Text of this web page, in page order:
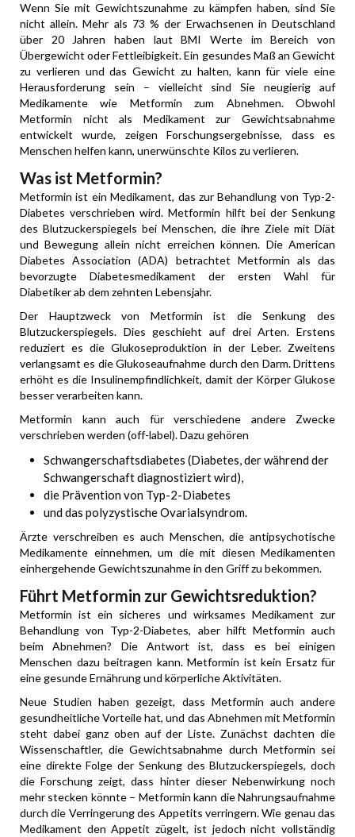
Wenn Sie mit Gewichtszunahme zu kämpfen haben, sind Sie
nicht allein. Mehr als 73 % der Erwachsenen in Deutschland
über 20 Jahren haben laut BMI Werte im Bereich von
Übergewicht oder Fettleibigkeit. Ein gesundes Maß an Gewicht
zu verlieren und das Gewicht zu halten, kann für viele eine
Herausforderung sein – vielleicht sind Sie neugierig auf
Medikamente wie Metformin zum Abnehmen. Obwohl
Metformin nicht als Medikament zur Gewichtsabnahme
entwickelt wurde, zeigen Forschungsergebnisse, dass es
Menschen helfen kann, unerwünschte Kilos zu verlieren.
Was ist Metformin?
Metformin ist ein Medikament, das zur Behandlung von Typ-2-
Diabetes verschrieben wird. Metformin hilft bei der Senkung
des Blutzuckerspiegels bei Menschen, die ihre Ziele mit Diät
und Bewegung allein nicht erreichen können. Die American
Diabetes Association (ADA) betrachtet Metformin als das
bevorzugte Diabetesmedikament der ersten Wahl für
Diabetiker ab dem zehnten Lebensjahr.
Der Hauptzweck von Metformin ist die Senkung des
Blutzuckerspiegels. Dies geschieht auf drei Arten. Erstens
reduziert es die Glukoseproduktion in der Leber. Zweitens
verlangsamt es die Glukoseaufnahme durch den Darm. Drittens
erhöht es die Insulinempfindlichkeit, damit der Körper Glukose
besser verarbeiten kann.
Metformin kann auch für verschiedene andere Zwecke
verschrieben werden (off-label). Dazu gehören
Schwangerschaftsdiabetes (Diabetes, der während der
Schwangerschaft diagnostiziert wird),
die Prävention von Typ-2-Diabetes
und das polyzystische Ovarialsyndrom.
Ärzte verschreiben es auch Menschen, die antipsychotische
Medikamente einnehmen, um die mit diesen Medikamenten
einhergehende Gewichtszunahme in den Griff zu bekommen.
Führt Metformin zur Gewichtsreduktion?
Metformin ist ein sicheres und wirksames Medikament zur
Behandlung von Typ-2-Diabetes, aber hilft Metformin auch
beim Abnehmen? Die Antwort ist, dass es bei einigen
Menschen dazu beitragen kann. Metformin ist kein Ersatz für
eine gesunde Ernährung und körperliche Aktivitäten.
Neue Studien haben gezeigt, dass Metformin auch andere
gesundheitliche Vorteile hat, und das Abnehmen mit Metformin
steht dabei ganz oben auf der Liste. Zunächst dachten die
Wissenschaftler, die Gewichtsabnahme durch Metformin sei
eine direkte Folge der Senkung des Blutzuckerspiegels, doch
die Forschung zeigt, dass hinter dieser Nebenwirkung noch
mehr stecken könnte – Metformin kann die Nahrungsaufnahme
durch die Verringerung des Appetits verringern. Wie genau das
Medikament den Appetit zügelt, ist jedoch nicht vollständig